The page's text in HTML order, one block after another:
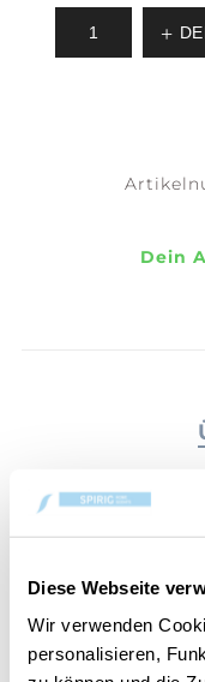
Diese Webseite
Wir verwenden
personalisieren,
Dein